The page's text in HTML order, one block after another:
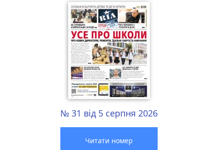
№ 31 від 5 серпня 2026
Читати номер